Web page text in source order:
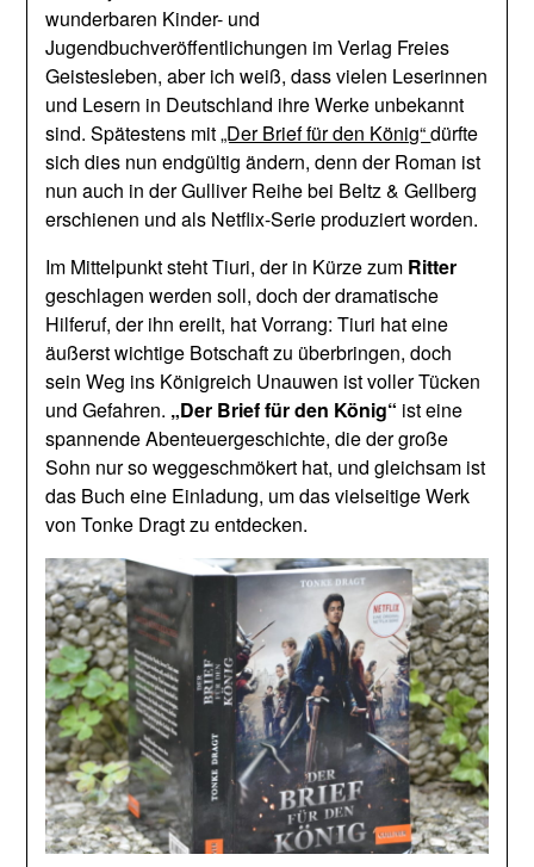
wunderbaren Kinder- und
Jugendbuchveröffentlichungen im Verlag Freies
Geistesleben, aber ich weiß, dass vielen Leserinnen
und Lesern in Deutschland ihre Werke unbekannt
sind. Spätestens mit„Der Brief für den König“dürfte
sich dies nun endgültig ändern, denn der Roman ist
nun auch in der Gulliver Reihe bei Beltz & Gellberg
erschienen und als Netflix-Serie produziert worden.
Im Mittelpunkt steht Tiuri, der in Kürze zum Ritter
geschlagen werden soll, doch der dramatische
Hilferuf, der ihn ereilt, hat Vorrang: Tiuri hat eine
äußerst wichtige Botschaft zu überbringen, doch
sein Weg ins Königreich Unauwen ist voller Tücken
und Gefahren. „Der Brief für den König“ ist eine
spannende Abenteuergeschichte, die der große
Sohn nur so weggeschmökert hat, und gleichsam ist
das Buch eine Einladung, um das vielseitige Werk
von Tonke Dragt zu entdecken.